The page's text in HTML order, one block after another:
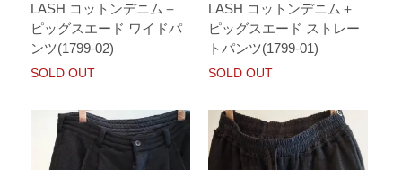
LASH コットンデニム＋
ピッグスエード ワイドパ
ンツ(1799-02)
SOLD OUT
LASH コットンデニム＋
ピッグスエード ストレー
トパンツ(1799-01)
SOLD OUT